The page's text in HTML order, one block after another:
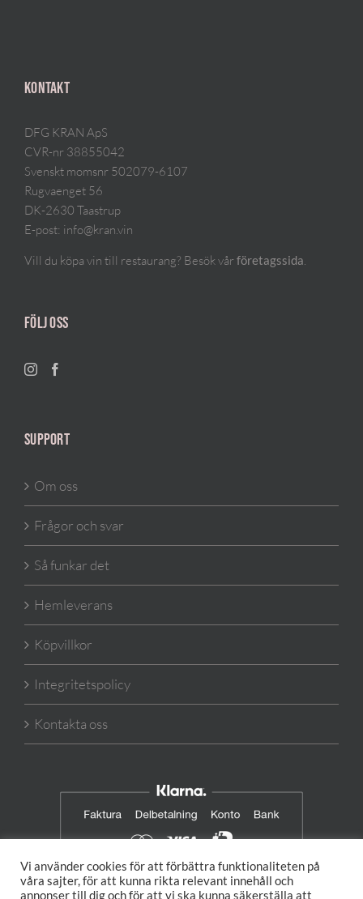
KONTAKT
DFG KRAN ApS
CVR-nr 38855042
Svenskt momsnr 502079-6107
Rugvaenget 56
DK-2630 Taastrup
E-post: info@kran.vin
Vill du köpa vin till restaurang? Besök vårföretagssida.
FÖLJ OSS
SUPPORT
Om oss
Frågor och svar
Så funkar det
Hemleverans
Köpvillkor
Integritetspolicy
Kontakta oss
Vi använder cookies för att förbättra funktionaliteten på
våra sajter, för att kunna rikta relevant innehåll och
annonser till dig och för att vi ska kunna säkerställa att